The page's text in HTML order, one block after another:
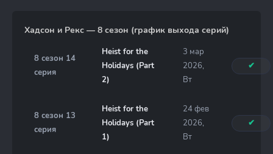
Хадсон и Рекс — 8 сезон (график выхода серий)
8 сезон 14
серия
Heist for the
Holidays (Part
2)
3 мар
2026,
Вт
✔
8 сезон 13
серия
Heist for the
Holidays (Part
1)
24 фев
2026,
Вт
✔